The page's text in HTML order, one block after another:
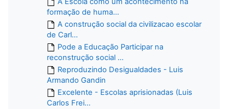
formação de huma...
A construção social da civilizacao escolar
de Carl...
Pode a Educação Participar na
reconstrução social ...
Reproduzindo Desigualdades - Luis
Armando Gandin
Excelente - Escolas aprisionadas (Luis
Carlos Frei...